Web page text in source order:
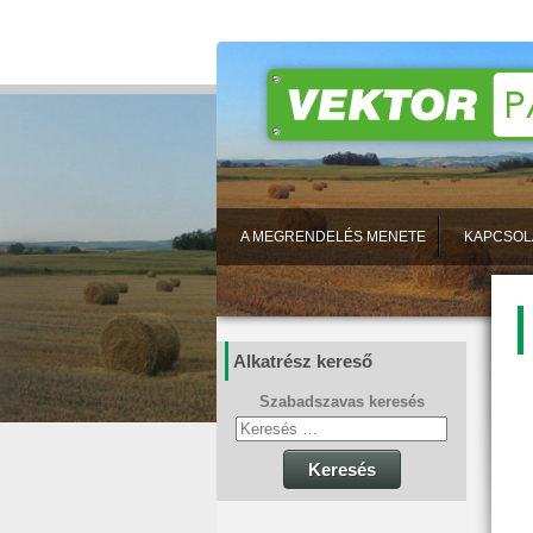
A MEGRENDELÉS MENETE
Alkatrész kereső
Szabadszavas keresés
Keresés